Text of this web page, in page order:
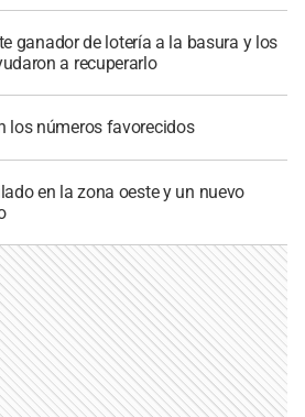
ganador de lotería a la basura y los
a recuperarlo
los números favorecidos
en la zona oeste y un nuevo